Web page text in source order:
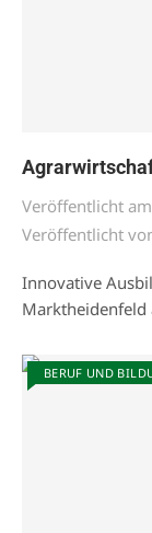
Veröffentlicht
Veröffentlicht
Innovative
Marktheidenfeld
BERUF UND